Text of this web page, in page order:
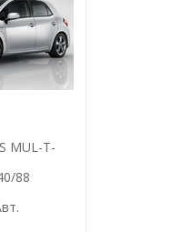
MUL-T-
88